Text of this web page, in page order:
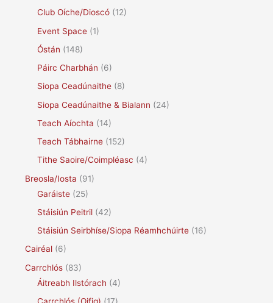
Club Oíche/Dioscó (12)
Event Space (1)
Óstán (148)
Páirc Charbhán (6)
Siopa Ceadúnaithe (8)
Siopa Ceadúnaithe & Bialann (24)
Teach Aíochta (14)
Teach Tábhairne (152)
Tithe Saoire/Coimpléasc (4)
Breosla/Iosta (91)
Garáiste (25)
Stáisiún Peitril (42)
Stáisiún Seirbhíse/Siopa Réamhchúirte (16)
Cairéal (6)
Carrchlós (83)
Áitreabh Ilstórach (4)